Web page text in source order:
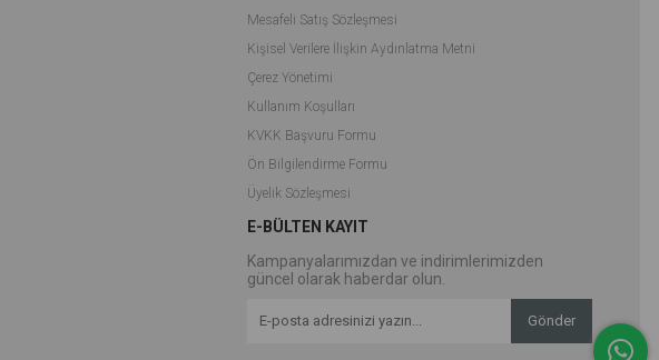
Mesafeli Satış Sözleşmesi
Kişisel Verilere İlişkin Aydınlatma Metni
Çerez Yönetimi
Kullanım Koşulları
KVKK Başvuru Formu
Ön Bilgilendirme Formu
Üyelik Sözleşmesi
E-BÜLTEN KAYIT
Kampanyalarımızdan ve indirimlerimizden
güncel olarak haberdar olun.
Gönder